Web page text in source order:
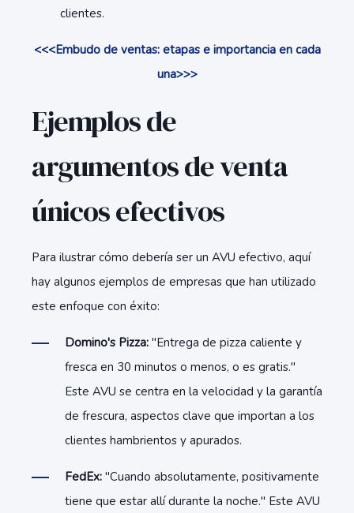
clientes.
<<<Embudo de ventas: etapas e importancia en cada
una>>>
Ejemplos de
argumentos de venta
únicos efectivos
Para ilustrar cómo debería ser un AVU efectivo, aquí
hay algunos ejemplos de empresas que han utilizado
este enfoque con éxito:
Domino's Pizza: "Entrega de pizza caliente y
fresca en 30 minutos o menos, o es gratis."
Este AVU se centra en la velocidad y la garantía
de frescura, aspectos clave que importan a los
clientes hambrientos y apurados.
FedEx: "Cuando absolutamente, positivamente
tiene que estar allí durante la noche." Este AVU